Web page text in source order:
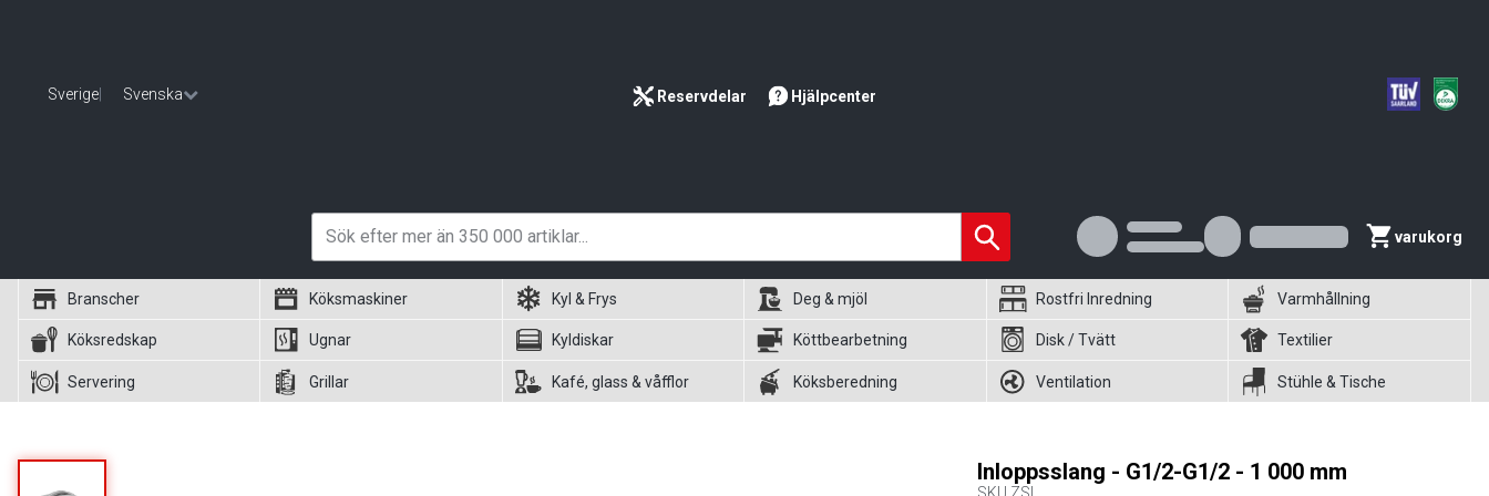
Sverige Svenska Reservdelar Hjälpcenter
varukorg
Branscher Köksmaskiner Kyl & Frys Deg & mjöl Rostfri Inredning Varmhållning
Köksredskap Ugnar Kyldiskar Köttbearbetning Disk / Tvätt Textilier
Servering Grillar Kafé, glass & våfflor Köksberedning Ventilation Stühle & Tische
Inloppsslang - G1/2-G1/2 - 1 000 mm